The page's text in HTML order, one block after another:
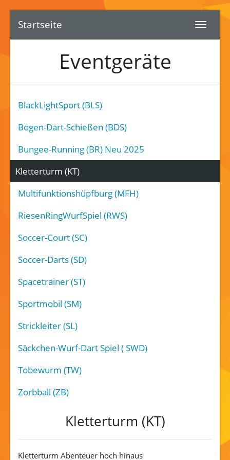
Startseite
Eventgeräte
Kletterturm (KT)
Kletterturm Abenteuer hoch hinaus
BlackLightSport (BLS)
Bogen-Dart-Schießen (BDS)
Bungee-Running (BR) Neu 2025
Kletterturm (KT)
Multifunktionshüpfburg (MFH)
RiesenRingWurfSpiel (RWS)
Soccer-Court (SC)
Soccer-Darts (SD)
Spacetrainer (ST)
Sportmobil (SM)
Strickleiter (SL)
Säckchen-Wurf-Dart Spiel ( SWD)
Tobewurm (TW)
Zorbball (ZB)